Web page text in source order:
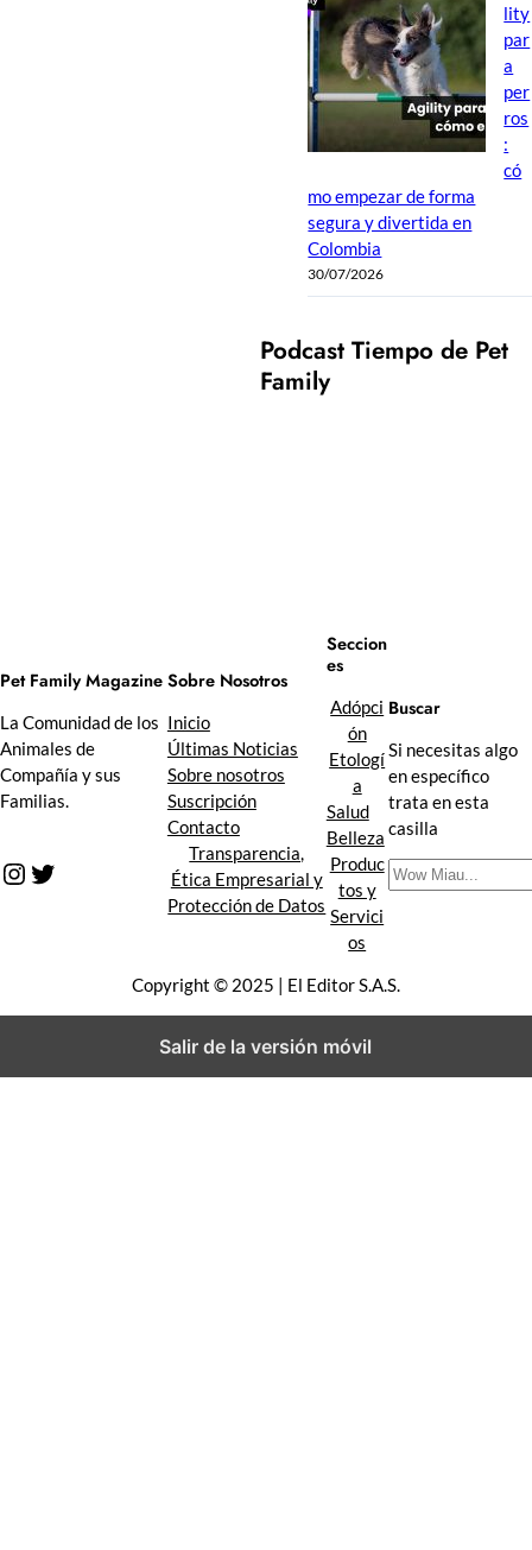
lity
par
a
per
ros
:
có
mo empezar de forma
segura y divertida en
Colombia
30/07/2026
Podcast Tiempo de Pet
Family
Pet Family Magazine
La Comunidad de los
Animales de
Compañía y sus
Familias.
Instagram Twitter
Sobre Nosotros
Inicio
Últimas Noticias
Sobre nosotros
Suscripción
Contacto
Transparencia,
Ética Empresarial y
Protección de Datos
Seccion
es
Adópci
ón
Etologí
a
Salud
Belleza
Produc
tos y
Servici
os
Buscar
Si necesitas algo
en específico
trata en esta
casilla
B
u
Copyright © 2025 | El Editor S.A.S.
Salir de la versión móvil